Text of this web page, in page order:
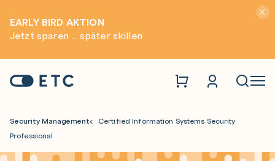
EARLY BIRD AKTION
Jetzt sparen ... später skillen
Startseite: ETC
Security Management
Certified Information Systems Security
Professional